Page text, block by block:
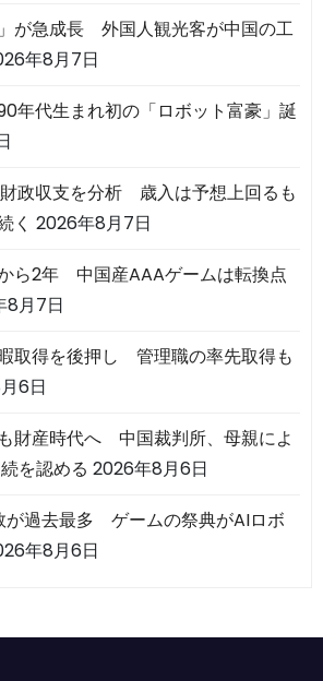
」が急成長 外国人観光客が中国の工
年8月7日
年代生まれ初の「ロボット富豪」誕
政収支を分析 歳入は予想上回るも
く 2026年8月7日
から2年 中国産AAAゲームは転換点
8月7日
取得を後押し 管理職の率先取得も
6日
財産時代へ 中国裁判所、母親によ
を認める 2026年8月6日
過去最多 ゲームの祭典がAIロボ
年8月6日